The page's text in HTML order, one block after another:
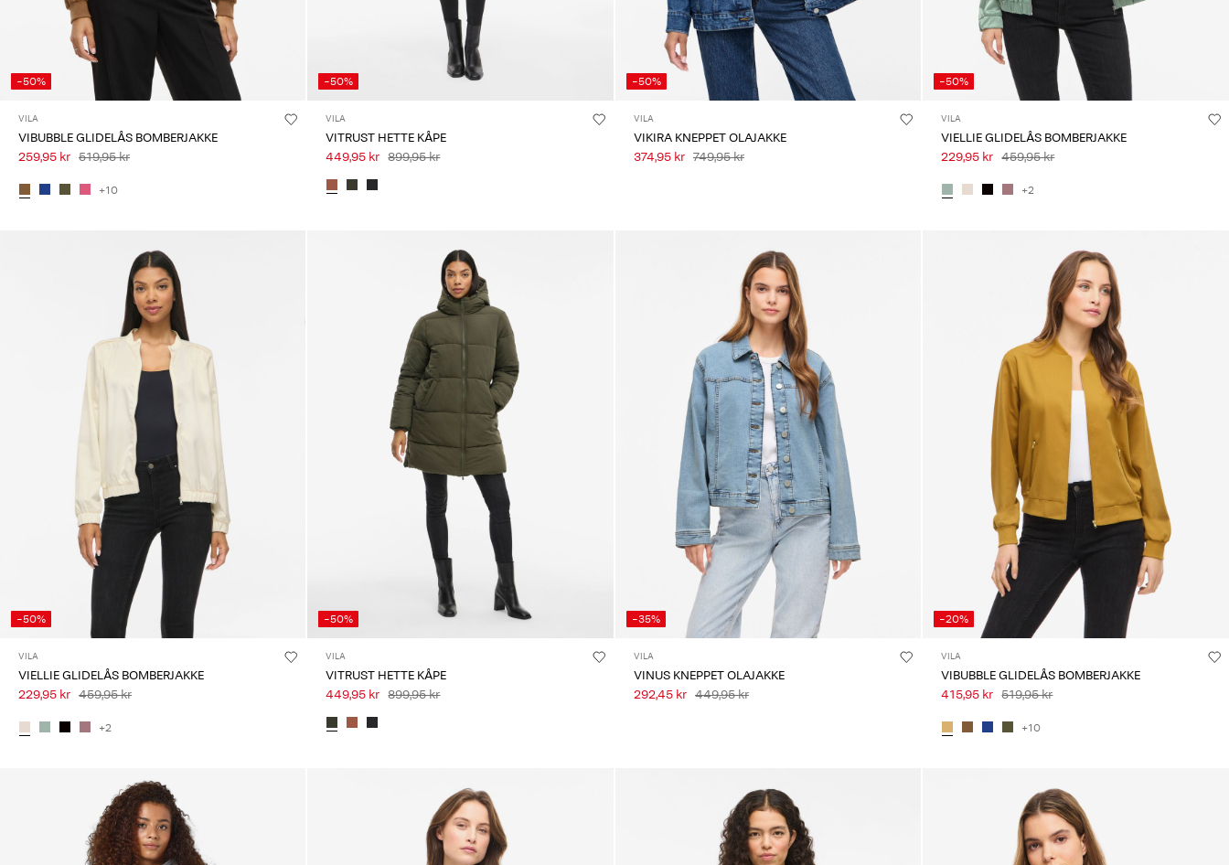
-50%
VILA
VIBUBBLE GLIDELÅS BOMBERJAKKE
259,95 kr 519,95 kr
+10
-50%
VILA
VITRUST HETTE KÅPE
449,95 kr 899,95 kr
-50%
VILA
VIKIRA KNEPPET OLAJAKKE
374,95 kr 749,95 kr
-50%
VILA
VIELLIE GLIDELÅS BOMBERJAKKE
229,95 kr 459,95 kr
+2
-50%
VILA
VIELLIE GLIDELÅS BOMBERJAKKE
229,95 kr 459,95 kr
+2
-50%
VILA
VITRUST HETTE KÅPE
449,95 kr 899,95 kr
-35%
VILA
VINUS KNEPPET OLAJAKKE
292,45 kr 449,95 kr
-20%
VILA
VIBUBBLE GLIDELÅS BOMBERJAKKE
415,95 kr 519,95 kr
+10